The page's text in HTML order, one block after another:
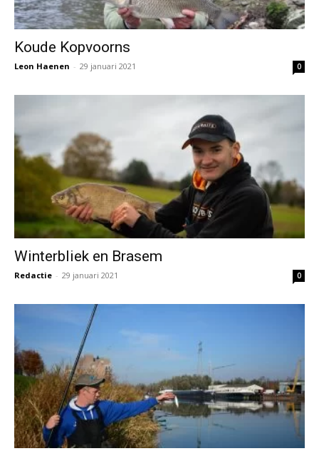
Koude Kopvoorns
Leon Haenen - 29 januari 2021 0
Winterbliek en Brasem
Redactie - 29 januari 2021 0